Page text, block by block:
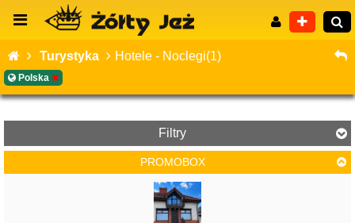
Wyszukiwanie zaawansowane
Turystyka Hotele - Noclegi(1)
Polska
Filtry
PROMOBOX